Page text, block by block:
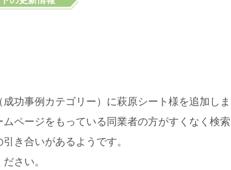
功事例カテゴリー）に萩原シート様を追加しま
ページをもっている同業者の方がすくなく検
き合いがあるようです。
さい。